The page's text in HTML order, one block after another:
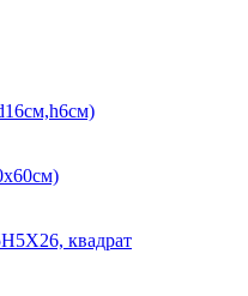
квадрат